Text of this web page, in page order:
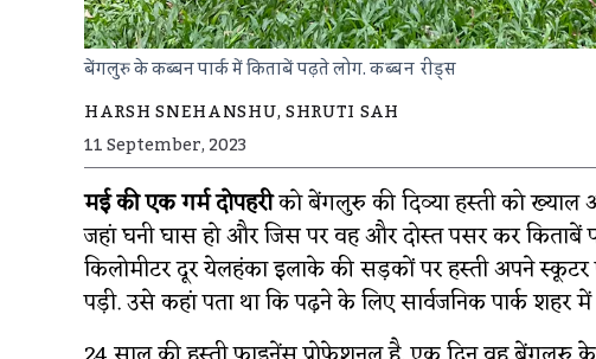
बेंगलुरु के कब्बन पार्क में किताबें पढ़ते लोग.कब्बन रीड्स
HARSH SNEHANSHU,SHRUTI SAH
11 September, 2023
मई की एक गर्म दोपहरीको बेंगलुरु की दिव्या हस्ती को ख्याल
जहां घनी घास हो और जिस पर वह और दोस्त पसर कर
किलोमीटर दूर येलहंका इलाके की सड़कों पर हस्ती अपने
पड़ी. उसे कहां पता था कि पढ़ने के लिए सार्वजनिक पार्क शहर